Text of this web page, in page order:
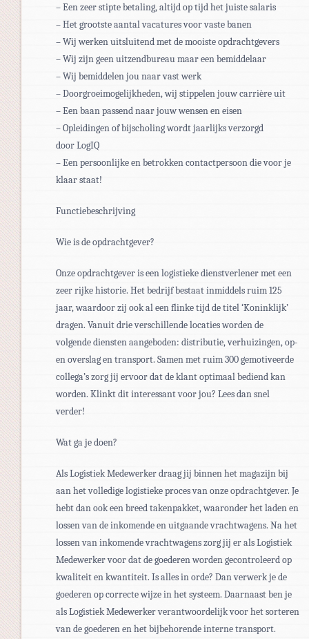
– Een zeer stipte betaling, altijd op tijd het juiste salaris
– Het grootste aantal vacatures voor vaste banen
– Wij werken uitsluitend met de mooiste opdrachtgevers
– Wij zijn geen uitzendbureau maar een bemiddelaar
– Wij bemiddelen jou naar vast werk
– Doorgroeimogelijkheden, wij stippelen jouw carrière uit
– Een baan passend naar jouw wensen en eisen
– Opleidingen of bijscholing wordt jaarlijks verzorgd
door LogIQ
– Een persoonlijke en betrokken contactpersoon die voor je
klaar staat!
Functiebeschrijving
Wie is de opdrachtgever?
Onze opdrachtgever is een logistieke dienstverlener met een
zeer rijke historie. Het bedrijf bestaat inmiddels ruim 125
jaar, waardoor zij ook al een flinke tijd de titel ‘Koninklijk’
dragen. Vanuit drie verschillende locaties worden de
volgende diensten aangeboden: distributie, verhuizingen, op-
en overslag en transport. Samen met ruim 300 gemotiveerde
collega’s zorg jij ervoor dat de klant optimaal bediend kan
worden. Klinkt dit interessant voor jou? Lees dan snel
verder!
Wat ga je doen?
Als Logistiek Medewerker draag jij binnen het magazijn bij
aan het volledige logistieke proces van onze opdrachtgever. Je
hebt dan ook een breed takenpakket, waaronder het laden en
lossen van de inkomende en uitgaande vrachtwagens. Na het
lossen van inkomende vrachtwagens zorg jij er als Logistiek
Medewerker voor dat de goederen worden gecontroleerd op
kwaliteit en kwantiteit. Is alles in orde? Dan verwerk je de
goederen op correcte wijze in het systeem. Daarnaast ben je
als Logistiek Medewerker verantwoordelijk voor het sorteren
van de goederen en het bijbehorende interne transport.